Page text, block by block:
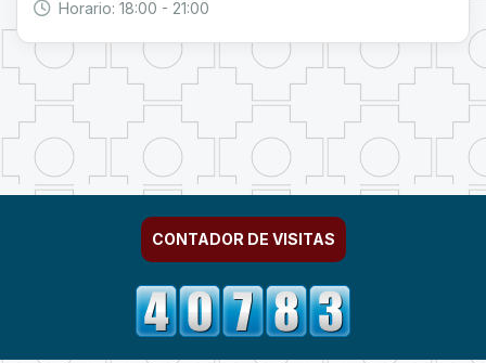
Horario: 18:00 - 21:00
CONTADOR DE VISITAS